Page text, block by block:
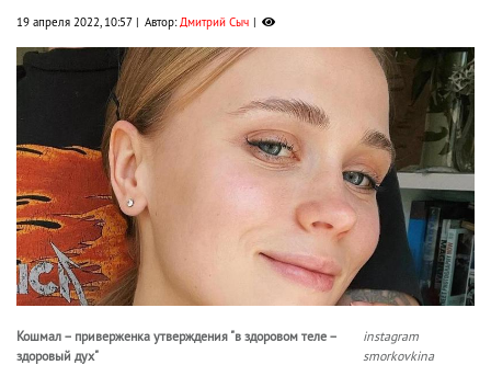
19 апреля 2022, 10:57 Автор:Дмитрий Сыч
Кошмал – приверженка утверждения "в здоровом теле –
здоровый дух"
instagram
smorkovkina